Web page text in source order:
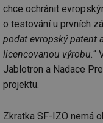
chce ochránit
o testování u prvních
podat evropský patent
licencovanou výrobu.“
Jablotron a Nadace
projektu.
Zkratka SF-IZO nemá